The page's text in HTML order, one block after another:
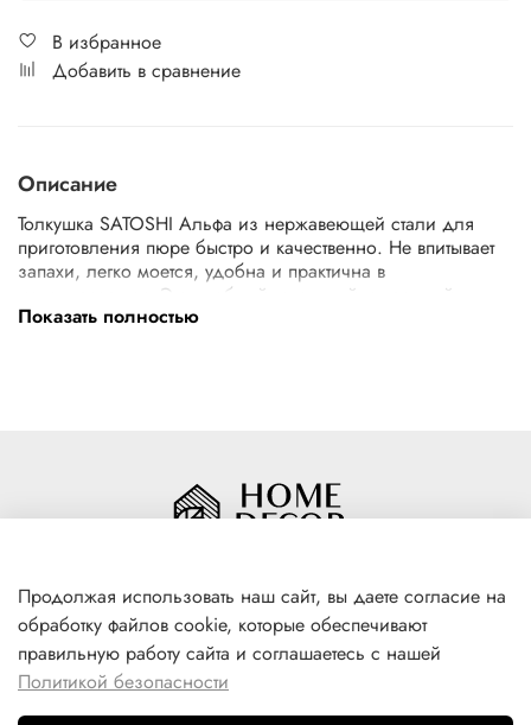
В избранное
Добавить в сравнение
Описание
Толкушка SATOSHI Альфа из нержавеющей стали для
приготовления пюре быстро и качественно. Не впитывает
запахи, легко моется, удобна и практична в
использовании. Это удобный, стильный и прочный
пресс, с помощью которого вы сможете создать
Показать полностью
+7(996) 316 00 81
г. Якутск, ул. Лермонтова 102
Продолжая использовать наш сайт, вы даете согласие на
обработку файлов cookie, которые обеспечивают
правильную работу сайта и соглашаетесь с нашей
Политикой безопасности